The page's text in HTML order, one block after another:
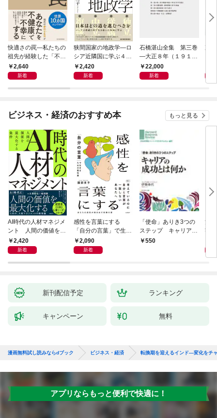
快適さの罠―私たちの
祖先が経験した「不快
さ」が人生を充実させ
る
2,640
新着
狭間国家の地政学―ロ
シア近隣国に学ぶ４つ
の生き残り戦略
2,420
新着
石橋湛山全集 第三巻
―大正８年（１９１
９）－大正９年（１９
２０）
22,000
新着
東
研
特
ビジネス・経済のおすすめ本 もっと見る
AI時代の人材マネジメ
ント 人間の価値を最
大化する条件
2,420
新着
感性を言葉にする
「自分の言葉」で生き
るための教科書
2,090
新着
「使命」ありき3つの
ステップ キャリアの
成功とは何か
550
決
字
「
ト」
新刊配信予定 ランキング
キャンペーン 無料
漫画無料試し読みならdブック ビジネス・経済 転換期を迎えるインド―変化をチ
アプリならもっと便利で快適に！